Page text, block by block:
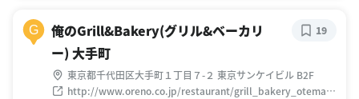
G
俺のGrill&Bakery(グリル&ベーカリ
ー) 大手町
東京都千代田区大手町１丁目７-２ 東京サンケイビル B2F
http://www.oreno.co.jp/restaurant/grill_bakery_otemach
19